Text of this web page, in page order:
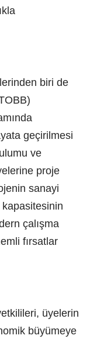
biri de
geçirilmesi
ve
proje
sanayi
kapasitesinin
çalışma
fırsatlar
üyelerin
büyümeye